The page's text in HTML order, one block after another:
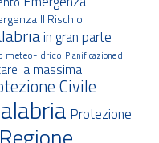
Il Rischio
in gran parte
meteo-idrico Pianificazione di
la massima
Civile
Protezione